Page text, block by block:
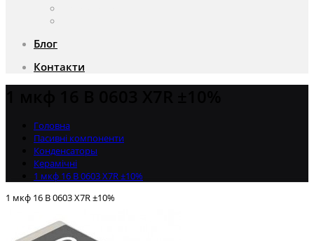
Блог
Контакти
Головна
Пасивні компоненти
Конденсаторы
Керамічні
1 мкф 16 В 0603 X7R ±10%
1 мкф 16 В 0603 X7R ±10%